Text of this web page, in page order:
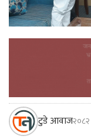
टुडे आवाज२०८२